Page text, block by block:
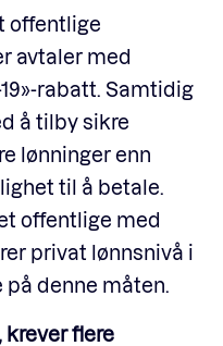
offentlige
avtaler med
rabatt. Samtidig
å tilby sikre
lønninger enn
til å betale.
offentlige med
privat lønnsnivå i
denne måten.
krever flere